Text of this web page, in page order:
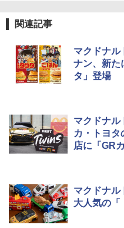
4
トリス
容量 4
￥4,345
5
サント
白州
入
4
カップ
ーフ
らに塩
5
国分
し 塩
4
ジ 石
0℃ 1
らし
￥
5
シャ
AX-
クショ
関連記事
マクドナル
ナン、新た
タ」登場
マクドナル
カ・トヨタ
店に「GR
マクドナル
大人気の「